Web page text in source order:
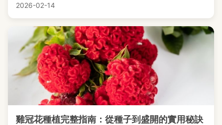
2026-02-14
雞冠花種植完整指南：從種子到盛開的實用秘訣